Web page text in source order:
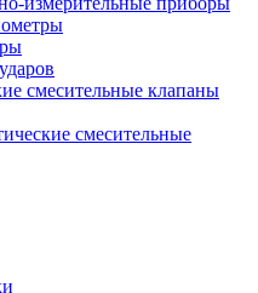
смесительные клапаны
смесительные